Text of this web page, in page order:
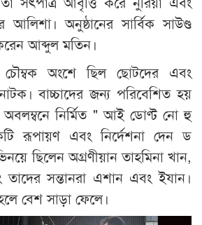
অনুষ্ঠানের সার্বিক সাউণ্ড
আব্দুল মতিন।
চৌম্বক অংশে ছিল ছোটদের এবং
বাচ্চাদের জন্য পরিবেশিত হয়
নির্মিত " আই ডোণ্ট নো হু
রূপায়ণ এবং নির্দেশনা দেন ড
ছিলেন অগ্রণীয়ান তাহমিনা খান,
সন্তানরা এশান এবং ইযান।
বেশ সাড়া ফেলে।